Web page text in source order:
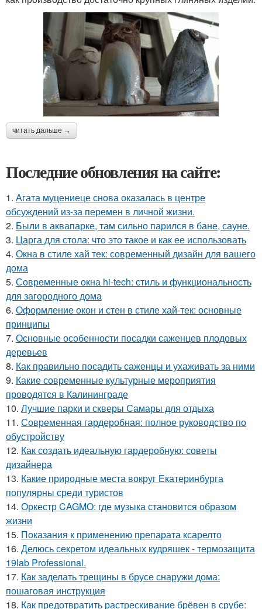
читать дальше →
Последние обновления на сайте:
1. Агата муцениеце снова оказалась в центре
обсуждений из-за перемен в личной жизни.
2. Были в аквапарке, там сильно парился в бане, сауне.
3. Царга для стола: что это такое и как ее использовать
4. Окна в стиле хай тек: современный дизайн для вашего
дома
5. Современные окна hi-tech: стиль и функциональность
для загородного дома
6. Оформление окон и стен в стиле хай-тек: основные
принципы
7. Основные особенности посадки саженцев плодовых
деревьев
8. Как правильно посадить саженцы и ухаживать за ними
9. Какие современные культурные мероприятия
проводятся в Калининграде
10. Лучшие парки и скверы Самары для отдыха
11. Современная гардеробная: полное руководство по
обустройству
12. Как создать идеальную гардеробную: советы
дизайнера
13. Какие природные места вокруг Екатеринбурга
популярны среди туристов
14. Оркестр CAGMO: где музыка становится образом
жизни
15. Показания к применению препарата ксарелто
16. Делюсь секретом идеальных кудряшек - термозащита
19lab Professional.
17. Как заделать трещины в брусе снаружи дома:
пошаговая инструкция
18. Как предотвратить растрескивание брёвен в срубе: